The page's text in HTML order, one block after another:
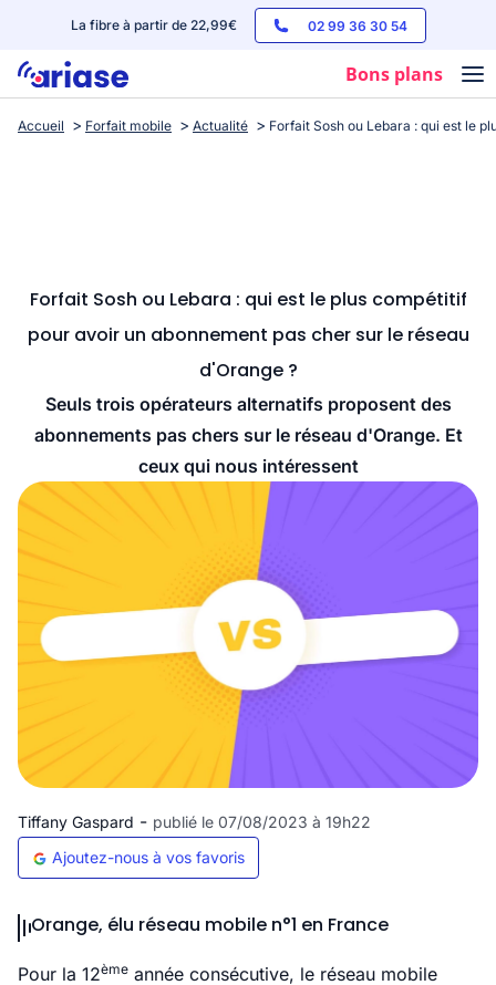
La fibre à partir de 22,99€ 02 99 36 30 54
Bons plans
Box internet
Streaming
Accueil Forfait mobile Actualité Forfait Sosh ou Lebara : qui est le
Forfait Sosh ou Lebara : qui est le plus compétitif
pour avoir un abonnement pas cher sur le réseau
d'Orange ?
Seuls trois opérateurs alternatifs proposent des
abonnements pas chers sur le réseau d'Orange. Et
ceux qui nous intéressent
Tiffany Gaspard - publié le 07/08/2023 à 19h22
Ajoutez-nous à vos favoris
Orange, élu réseau mobile n°1 en France
Pour la 12ème année consécutive, le réseau mobile